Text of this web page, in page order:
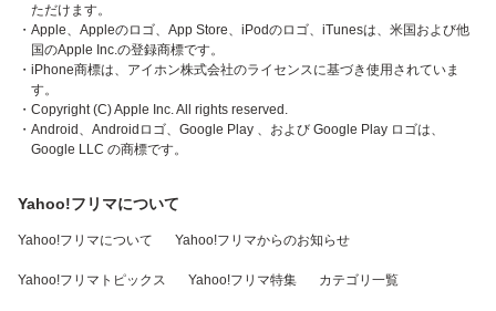
ただけます。
・Apple、Appleのロゴ、App Store、iPodのロゴ、iTunesは、米国および他
国のApple Inc.の登録商標です。
・iPhone商標は、アイホン株式会社のライセンスに基づき使用されていま
す。
・Copyright (C) Apple Inc. All rights reserved.
・Android、Androidロゴ、Google Play 、および Google Play ロゴは、
Google LLC の商標です。
Yahoo!フリマについて
Yahoo!フリマについて Yahoo!フリマからのお知らせ
Yahoo!フリマトピックス Yahoo!フリマ特集 カテゴリ一覧